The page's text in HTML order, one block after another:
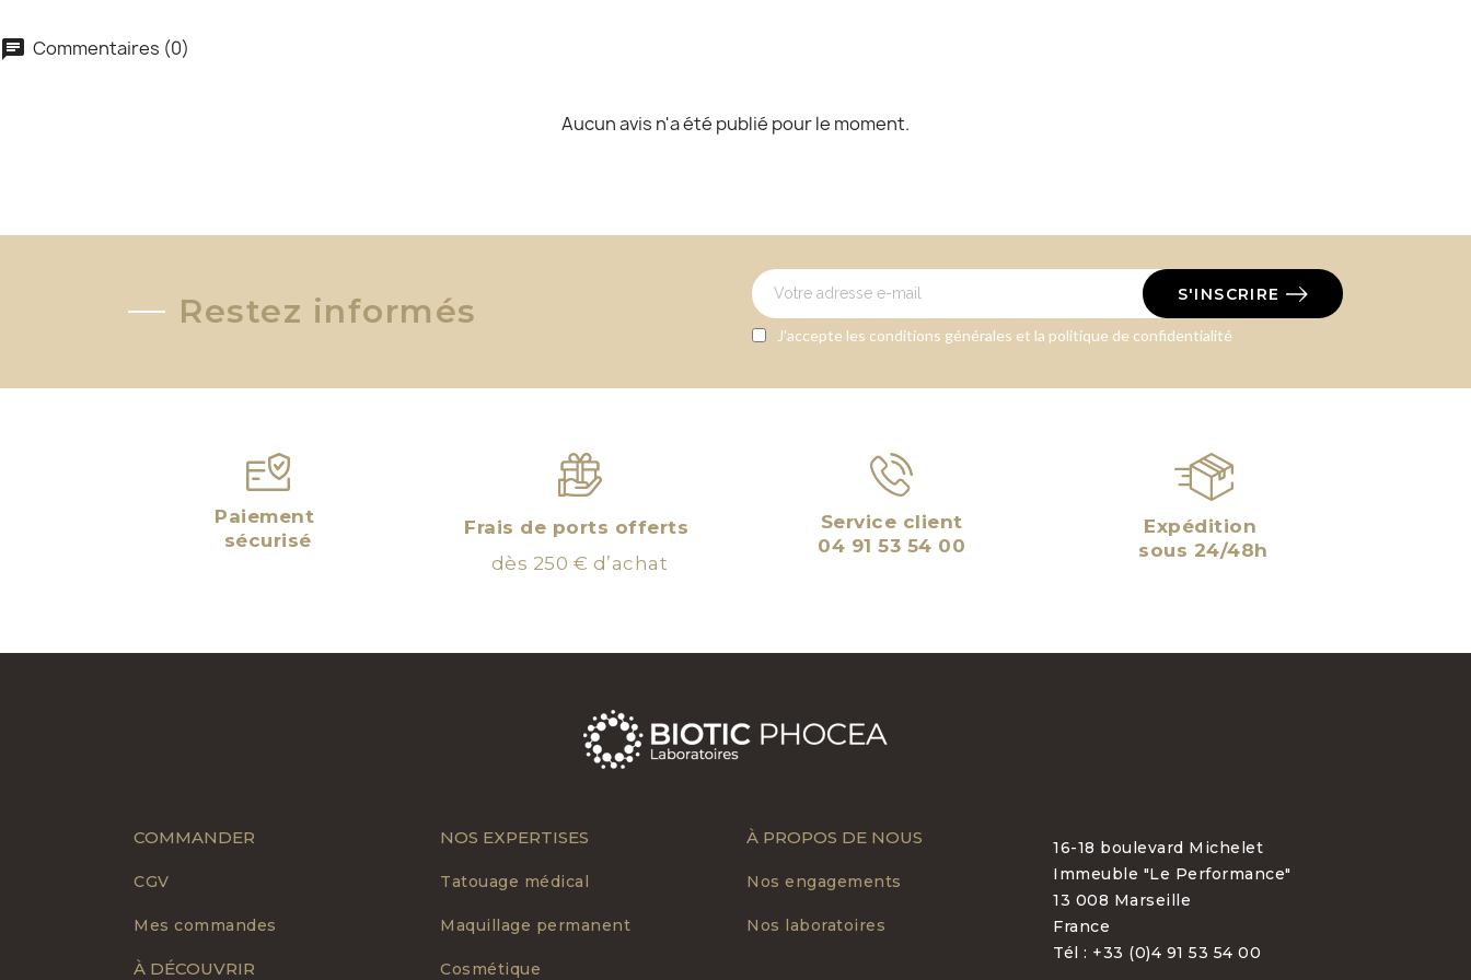
chat Commentaires (0)
Aucun avis n'a été publié pour le moment.
Restez informés S'INSCRIRE
J'accepte les conditions générales et la politique de confidentialité
Paiement
sécurisé
Frais de ports offerts
dès 250 € d’achat
Service client
04 91 53 54 00
Expédition
sous 24/48h
COMMANDER
CGV
Mes commandes
À DÉCOUVRIR
NOS EXPERTISES
Tatouage médical
Maquillage permanent
Cosmétique
À PROPOS DE NOUS
Nos engagements
Nos laboratoires
16-18 boulevard Michelet
Immeuble "Le Performance"
13 008 Marseille
France
Tél : +33 (0)4 91 53 54 00